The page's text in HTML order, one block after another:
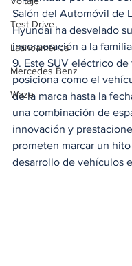
Test Drive
Latinoamérica
Mercedes Benz
Waze
Salón del Automóvil de
Hyundai ha desvelado
incorporación a la
9. Este SUV eléctrico de
posiciona como el
de la marca hasta la
una combinación de
innovación y
prometen marcar un
desarrollo de vehículos